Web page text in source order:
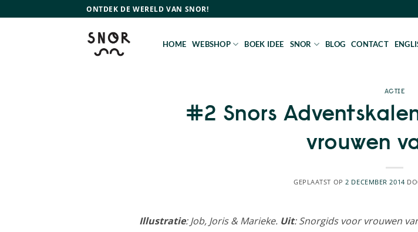
naar
ONTDEK DE WERELD VAN SNOR!
HOME WEBSHOP BOEK IDEE SNOR BLOG CONTACT
ACTIE
#2 Snors
vrouwen
GEPLAATST OP 2 DECEMBER 2014
Illustratie: Job, Joris & Marieke. Uit: Snorgids voor vrouwen